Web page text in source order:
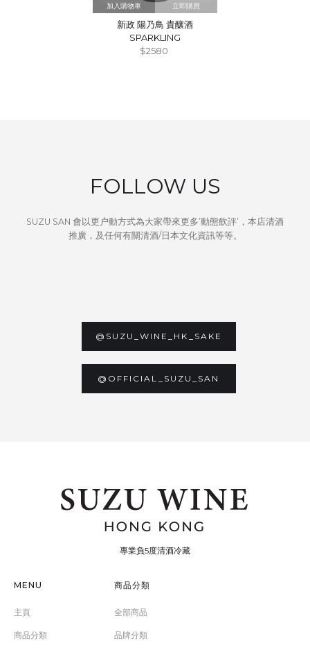
立即購買
新政 陽乃鳥 貴釀酒
SPARKLING
$2580
FOLLOW US
SUZU SAN 會以更户動方式為大家帶來更多’動態飲評’，本店清酒
推廣，及任何有關清酒/日本文化資訊等等。
@SUZU_WINE_HK_SAKE
@OFFICIAL_SUZU_SAN
專業負5度清酒冷藏
MENU
主頁
商品分類
商品分類
全部商品
品牌分類